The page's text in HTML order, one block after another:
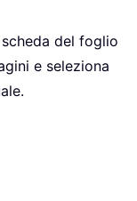
del foglio
e seleziona